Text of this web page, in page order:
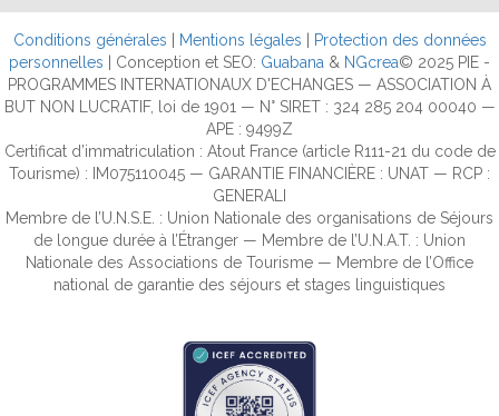
Conditions générales Mentions légales
Protection des données
personnelles | Conception et SEO: Guabana & NGcrea© 2025 PIE -
PROGRAMMES INTERNATIONAUX D'ECHANGES — ASSOCIATION À
BUT NON LUCRATIF, loi de 1901 — N° SIRET : 324 285 204 00040 —
APE : 9499Z
Certificat d’immatriculation : Atout France (article R111-21 du code de
Tourisme) : IM075110045 — GARANTIE FINANCIÈRE : UNAT — RCP :
GENERALI
Membre de l’U.N.S.E. : Union Nationale des organisations de Séjours
de longue durée à l’Étranger — Membre de l’U.N.A.T. : Union
Nationale des Associations de Tourisme — Membre de l’Office
national de garantie des séjours et stages linguistiques